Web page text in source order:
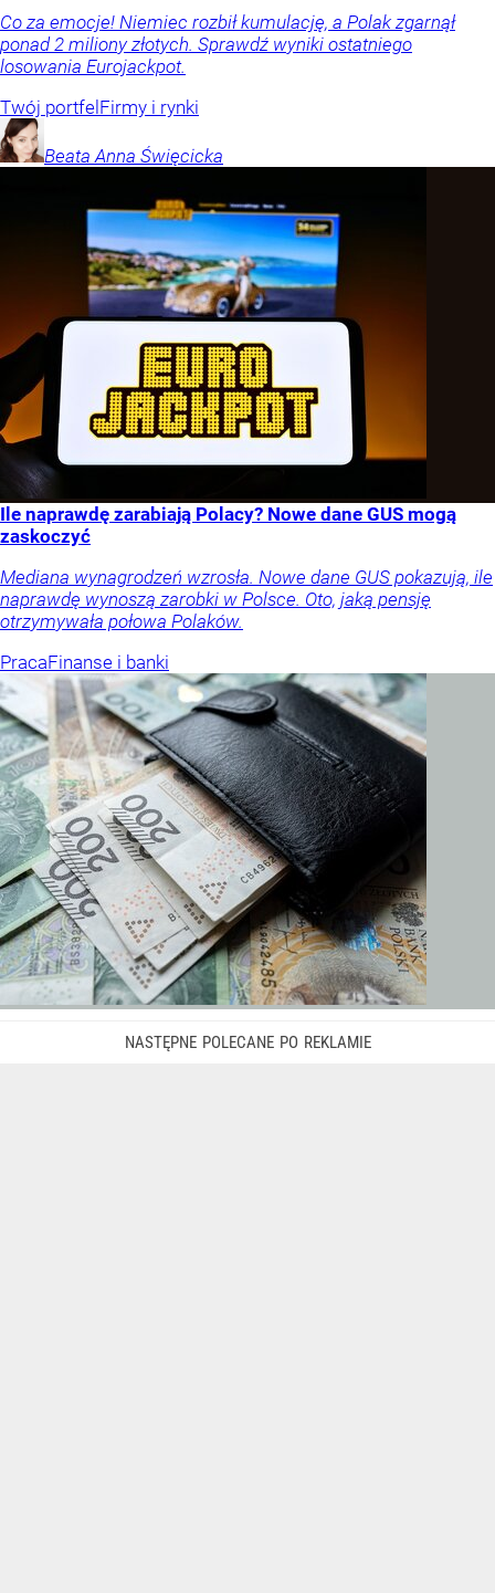
Co za emocje! Niemiec rozbił kumulację, a Polak zgarnął
ponad 2 miliony złotych. Sprawdź wyniki ostatniego
losowania Eurojackpot.
Twój portfel Firmy i rynki
Beata Anna Święcicka
Ile naprawdę zarabiają Polacy? Nowe dane GUS mogą
zaskoczyć
Mediana wynagrodzeń wzrosła. Nowe dane GUS pokazują, ile
naprawdę wynoszą zarobki w Polsce. Oto, jaką pensję
otrzymywała połowa Polaków.
PracaFinanse i banki